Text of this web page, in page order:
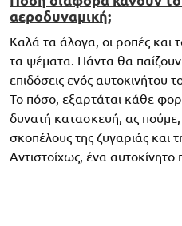
αεροδυναμική;
Καλά τα άλογα, οι ροπές και
τα ψέματα. Πάντα θα παίζουν
επιδόσεις ενός αυτοκινήτου
Το πόσο, εξαρτάται κάθε
δυνατή κατασκευή, ας
σκοπέλους της ζυγαριάς και
Αντιστοίχως, ένα